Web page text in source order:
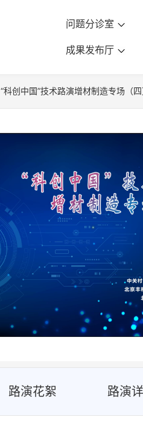
问题分诊室
成果发布厅
“科创中国”技术路演增材制造专场（
路演花絮 路演